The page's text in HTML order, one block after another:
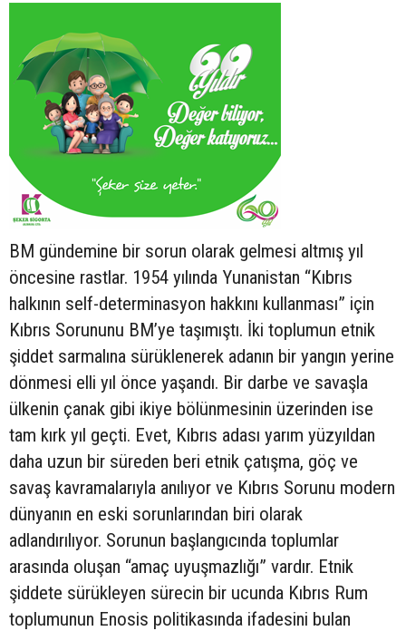
BM gündemine bir sorun olarak gelmesi altmış yıl
öncesine rastlar. 1954 yılında Yunanistan “Kıbrıs
halkının self-determinasyon hakkını kullanması” için
Kıbrıs Sorununu BM’ye taşımıştı. İki toplumun etnik
şiddet sarmalına sürüklenerek adanın bir yangın yerine
dönmesi elli yıl önce yaşandı. Bir darbe ve savaşla
ülkenin çanak gibi ikiye bölünmesinin üzerinden ise
tam kırk yıl geçti. Evet, Kıbrıs adası yarım yüzyıldan
daha uzun bir süreden beri etnik çatışma, göç ve
savaş kavramalarıyla anılıyor ve Kıbrıs Sorunu modern
dünyanın en eski sorunlarından biri olarak
adlandırılıyor. Sorunun başlangıcında toplumlar
arasında oluşan “amaç uyuşmazlığı” vardır. Etnik
şiddete sürükleyen sürecin bir ucunda Kıbrıs Rum
toplumunun Enosis politikasında ifadesini bulan